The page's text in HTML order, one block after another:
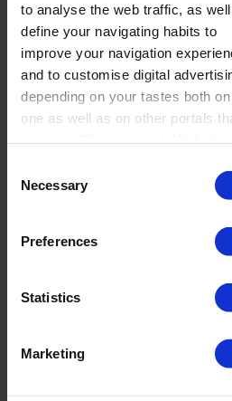
to analyse the web traffic, as
define your navigating habits to
improve your navigation
and to customise digital
depending on your tastes both
one as well as on other portals
cookies or third party cookies. In
on the
there is information on how to
cookies on the browser. If you
private and it will appear again
Selection
Necessary
Preferences
Statistics
Marketing
La semana
vista por... José
Manuel Caturla:
miércoles, 29
de julio de 2026
La semana
Manuel Caturla:
La semana